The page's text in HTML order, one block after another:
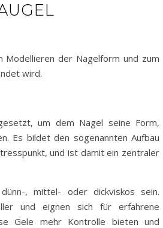
Modellieren der Nagelform und zum
wird.
um dem Nagel seine Form,
Es bildet den sogenannten Aufbau
und ist damit ein zentraler
, mittel- oder dickviskos sein.
und eignen sich für erfahrene
Gele mehr Kontrolle bieten und